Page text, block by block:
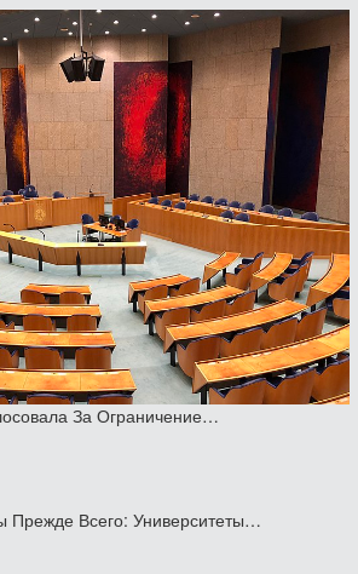
За Ограничение…
Прежде Всего: Университеты…